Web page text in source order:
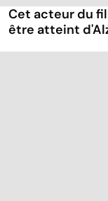
Cet acteur du
être atteint